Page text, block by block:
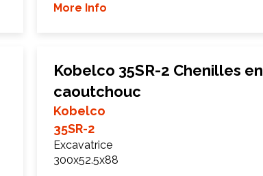
More Info
Kobelco 35SR-2 Chenilles en
caoutchouc
Kobelco
35SR-2
Excavatrice
300x52.5x88